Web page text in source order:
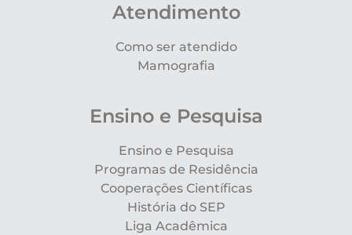
Atendimento
Como ser atendido
Mamografia
Ensino e Pesquisa
Ensino e Pesquisa
Programas de Residência
Cooperações Científicas
História do SEP
Liga Acadêmica